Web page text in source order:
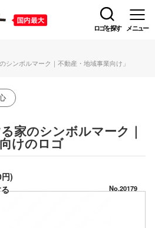
ロゴを探す メニュー
シンボルマーク｜不動産・地域事業向け」
家のシンボルマーク｜
けのロゴ
)
No.20179